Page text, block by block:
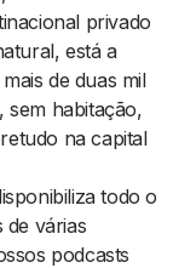
privado
está a
de duas mil
sem habitação,
na capital
todo o
de várias
podcasts